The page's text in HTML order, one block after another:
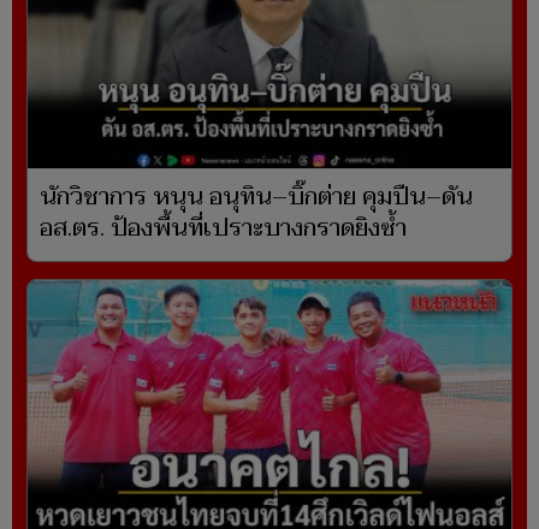
นักวิชาการ หนุน อนุทิน–บิ๊กต่าย คุมปืน–ดัน
อส.ตร. ป้องพื้นที่เปราะบางกราดยิงซ้ำ